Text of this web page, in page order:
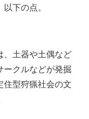
下の点。
、土器や土偶など
ークルなどが発掘
住型狩猟社会の文